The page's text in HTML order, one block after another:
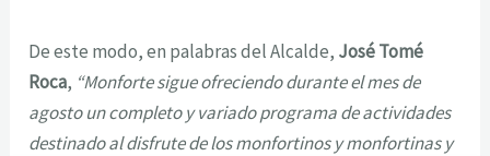
De este modo, en palabras del Alcalde, José Tomé
Roca, “Monforte sigue ofreciendo durante el mes de
agosto un completo y variado programa de actividades
destinado al disfrute de los monfortinos y monfortinas y